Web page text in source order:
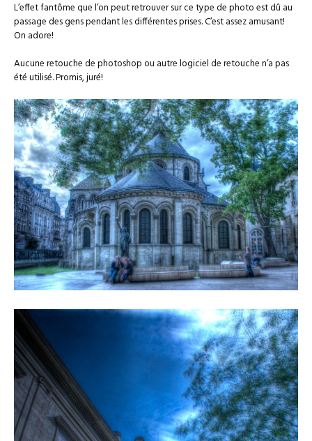
L’effet fantôme que l’on peut retrouver sur ce type de photo est dû au
passage des gens pendant les différentes prises. C’est assez amusant!
On adore!
Aucune retouche de photoshop ou autre logiciel de retouche n’a pas
été utilisé. Promis, juré!